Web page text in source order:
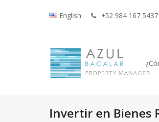
English +52 984 167 5437
Invertir en Bienes